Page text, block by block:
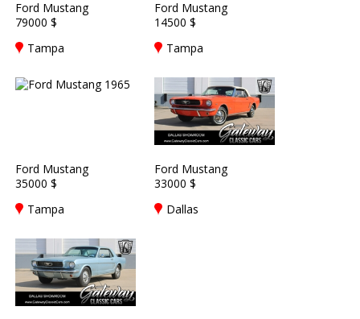
Ford Mustang
79000 $
Tampa
Ford Mustang
14500 $
Tampa
Ford Mustang
35000 $
Tampa
Ford Mustang
33000 $
Dallas